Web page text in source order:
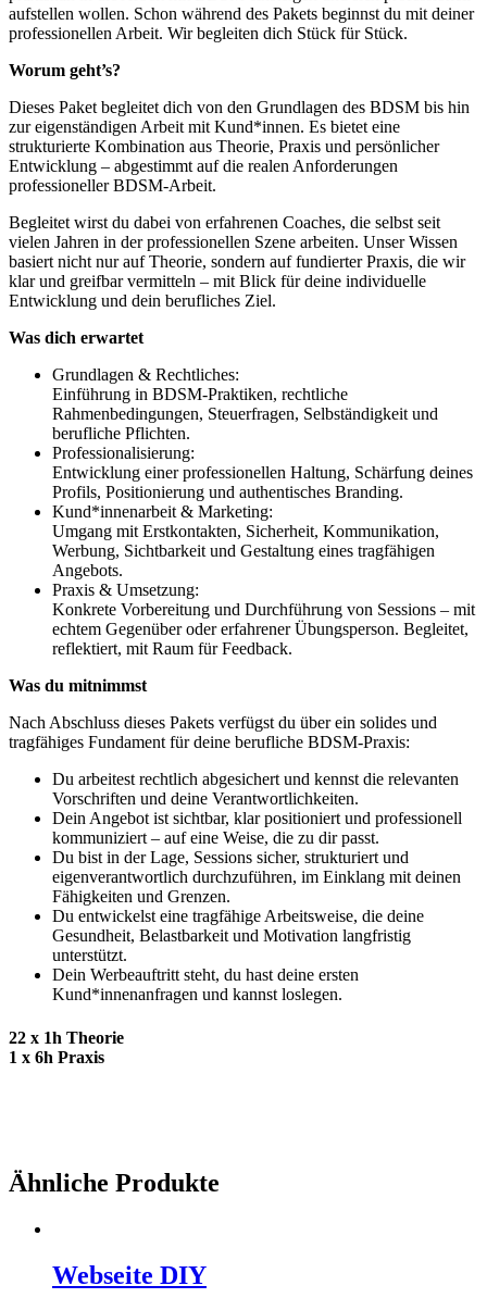
aufstellen wollen. Schon während des Pakets beginnst du mit deiner
professionellen Arbeit. Wir begleiten dich Stück für Stück.
Worum geht’s?
Dieses Paket begleitet dich von den Grundlagen des BDSM bis hin
zur eigenständigen Arbeit mit Kund*innen. Es bietet eine
strukturierte Kombination aus Theorie, Praxis und persönlicher
Entwicklung – abgestimmt auf die realen Anforderungen
professioneller BDSM-Arbeit.
Begleitet wirst du dabei von erfahrenen Coaches, die selbst seit
vielen Jahren in der professionellen Szene arbeiten. Unser Wissen
basiert nicht nur auf Theorie, sondern auf fundierter Praxis, die wir
klar und greifbar vermitteln – mit Blick für deine individuelle
Entwicklung und dein berufliches Ziel.
Was dich erwartet
Grundlagen & Rechtliches:
Einführung in BDSM-Praktiken, rechtliche
Rahmenbedingungen, Steuerfragen, Selbständigkeit und
berufliche Pflichten.
Professionalisierung:
Entwicklung einer professionellen Haltung, Schärfung deines
Profils, Positionierung und authentisches Branding.
Kund*innenarbeit & Marketing:
Umgang mit Erstkontakten, Sicherheit, Kommunikation,
Werbung, Sichtbarkeit und Gestaltung eines tragfähigen
Angebots.
Praxis & Umsetzung:
Konkrete Vorbereitung und Durchführung von Sessions – mit
echtem Gegenüber oder erfahrener Übungsperson. Begleitet,
reflektiert, mit Raum für Feedback.
Was du mitnimmst
Nach Abschluss dieses Pakets verfügst du über ein solides und
tragfähiges Fundament für deine berufliche BDSM-Praxis:
Du arbeitest rechtlich abgesichert und kennst die relevanten
Vorschriften und deine Verantwortlichkeiten.
Dein Angebot ist sichtbar, klar positioniert und professionell
kommuniziert – auf eine Weise, die zu dir passt.
Du bist in der Lage, Sessions sicher, strukturiert und
eigenverantwortlich durchzuführen, im Einklang mit deinen
Fähigkeiten und Grenzen.
Du entwickelst eine tragfähige Arbeitsweise, die deine
Gesundheit, Belastbarkeit und Motivation langfristig
unterstützt.
Dein Werbeauftritt steht, du hast deine ersten
Kund*innenanfragen und kannst loslegen.
22 x 1h Theorie
1 x 6h Praxis
Ähnliche Produkte
Webseite DIY